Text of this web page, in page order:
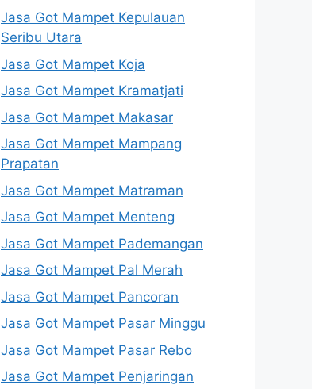
Jasa Got Mampet Kepulauan
Seribu Utara
Jasa Got Mampet Koja
Jasa Got Mampet Kramatjati
Jasa Got Mampet Makasar
Jasa Got Mampet Mampang
Prapatan
Jasa Got Mampet Matraman
Jasa Got Mampet Menteng
Jasa Got Mampet Pademangan
Jasa Got Mampet Pal Merah
Jasa Got Mampet Pancoran
Jasa Got Mampet Pasar Minggu
Jasa Got Mampet Pasar Rebo
Jasa Got Mampet Penjaringan